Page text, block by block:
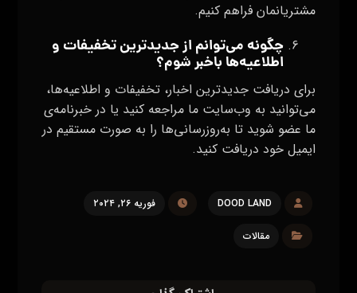
مشتریانمان فراهم کنیم.
چگونه می‌توانم از جدیدترین تخفیفات و
اطلاعیه‌ها باخبر شوم؟
برای دریافت جدیدترین اخبار، تخفیفات و اطلاعیه‌ها،
می‌توانید به وب‌سایت ما مراجعه کنید یا در خبرنامه‌ی
ما عضو شوید تا به‌روزرسانی‌ها را به صورت مستقیم در
ایمیل خود دریافت کنید.
DOOD LAND فوریه ۲۶, ۲۰۲۴
مقالات